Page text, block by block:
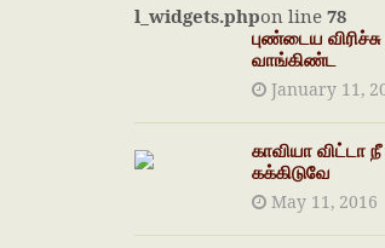
l_widgets.phpon line78
புண்டைய
வாங்கிண்ட
January 11,
காவியா விட்டா
கக்கிடுவே
May 11, 2016